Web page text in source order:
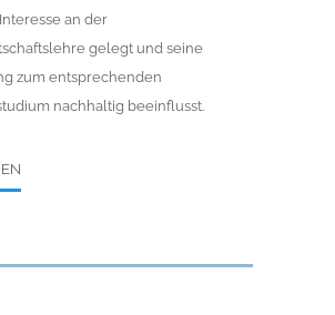
an der
gelegt und seine
zum entsprechenden
nachhaltig beeinflusst.